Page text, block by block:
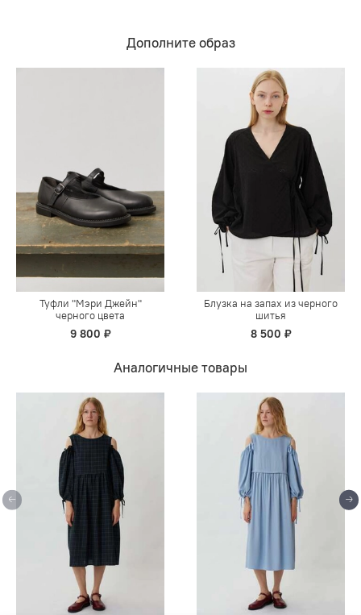
Дополните образ
Туфли "Мэри Джейн"
черного цвета
9 800 ₽
Блузка на запах из черного
шитья
8 500 ₽
Аналогичные товары